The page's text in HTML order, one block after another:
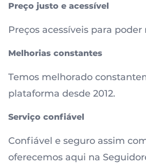
Preço justo e acessível
Preços acessíveis para poder
Melhorias constantes
Temos melhorado
plataforma desde 2012.
Serviço confiável
Confiável e seguro assim
oferecemos aqui na